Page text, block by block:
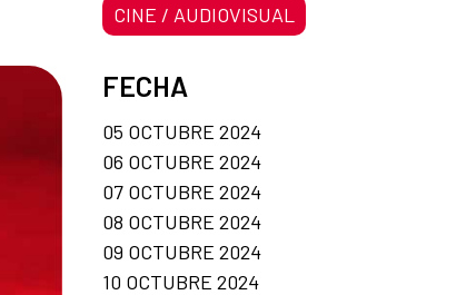
CINE / AUDIOVISUAL
FECHA
05 OCTUBRE 2024
06 OCTUBRE 2024
07 OCTUBRE 2024
08 OCTUBRE 2024
09 OCTUBRE 2024
10 OCTUBRE 2024